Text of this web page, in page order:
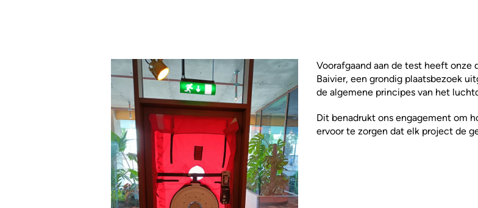
Voorafgaand aan de test heeft onze
Baivier, een grondig plaatsbezoek
de algemene principes van het
Dit benadrukt ons engagement om
ervoor te zorgen dat elk project de